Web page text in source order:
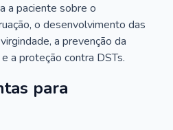
a paciente sobre o
o desenvolvimento das
a prevenção da
a proteção contra DSTs.
para